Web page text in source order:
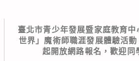
臺北市青少年發展暨家庭教育
世界」魔術師職涯發展體驗活
起開放網路報名，歡迎同